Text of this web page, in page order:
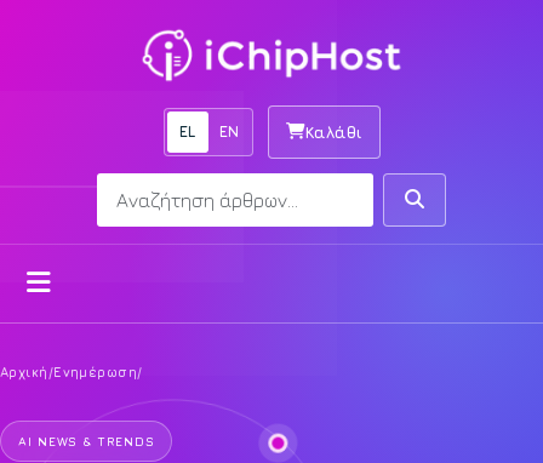
EL EN Καλάθι
Αναζήτηση
Αναζήτηση
Άνοιγμα μενού
Αρχική /Ενημέρωση/
AI NEWS & TRENDS